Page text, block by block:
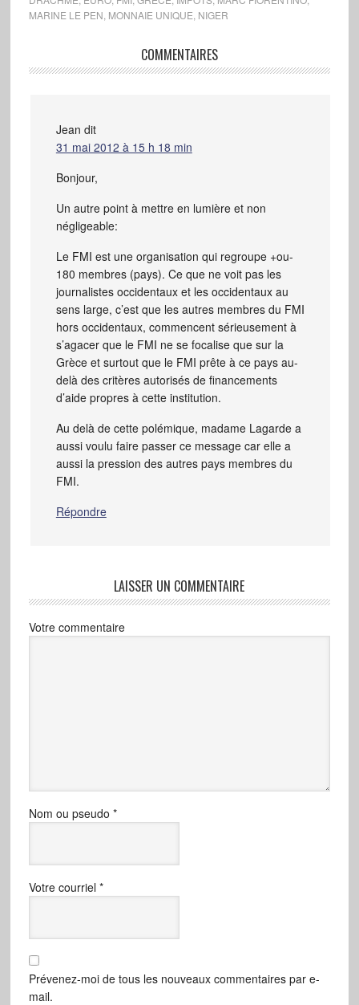
MARINE LE PEN MONNAIE UNIQUE NIGER
COMMENTAIRES
Jean dit
31 mai 2012 à 15 h 18 min
Bonjour,
Un autre point à mettre en lumière et non
négligeable:
Le FMI est une organisation qui regroupe +ou-
180 membres (pays). Ce que ne voit pas les
journalistes occidentaux et les occidentaux au
sens large, c’est que les autres membres du FMI
hors occidentaux, commencent sérieusement à
s’agacer que le FMI ne se focalise que sur la
Grèce et surtout que le FMI prête à ce pays au-
delà des critères autorisés de financements
d’aide propres à cette institution.
Au delà de cette polémique, madame Lagarde a
aussi voulu faire passer ce message car elle a
aussi la pression des autres pays membres du
FMI.
Répondre
LAISSER UN COMMENTAIRE
Votre commentaire
Nom ou pseudo *
Votre courriel *
Prévenez-moi de tous les nouveaux commentaires par e-
mail.